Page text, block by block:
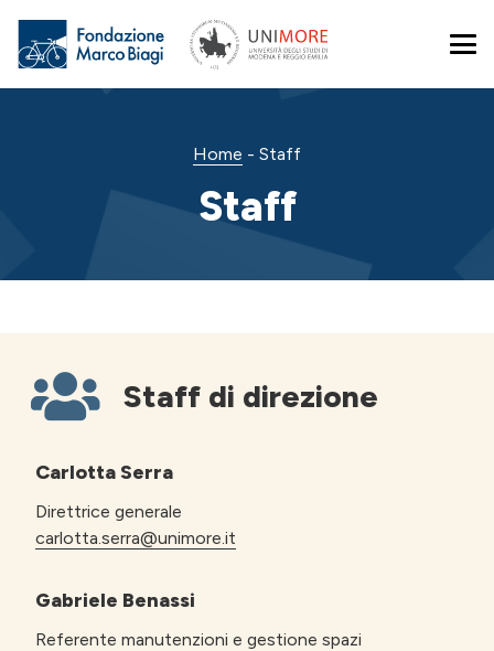
Home - Staff
Staff
Staff di direzione
Carlotta Serra
Direttrice generale
carlotta.serra@unimore.it
Gabriele Benassi
Referente manutenzioni e gestione spazi